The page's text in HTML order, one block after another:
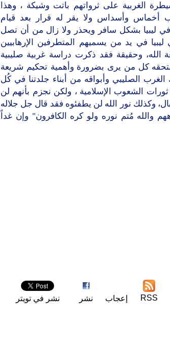
الغربية على ثرواتهم باتت وشيكة ، وهذا
أخماس وأسداس ولا يقر له قرار بعد قيام
في ليبيا بشكل سافر ويحذر ولا زال من أن تصل
في يد من يسميهم المتطرفين الإرهابيين
وحقيقة فقد ذكرت دراسة غربية صليبية
كل من يرى بضرورة وأهمية تحكيم شريعة
الصليبي وأبواقه من أبناء جلدتنا في كُل
الشعوب الإسلامية ، ولكن نجزم بأنهم لن
وكذلك نور الله لن يطفئوه فقد قال جل جلاله
والله مُتم نوره ولو كره الكافرون" وإن غداً
RSS إعجاب نشر نشر في تويتر